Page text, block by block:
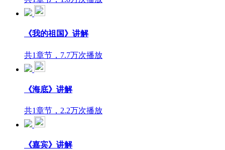
《我的祖国》讲解
共1章节，7.7万次播放
《海底》讲解
共1章节，2.2万次播放
《嘉宾》讲解